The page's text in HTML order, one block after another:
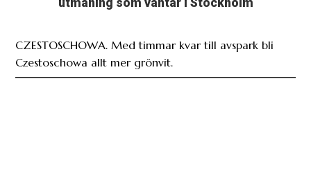
utmaning som väntar i Stockholm
CZESTOSCHOWA. Med timmar kvar till avspark bli
Czestoschowa allt mer grönvit.